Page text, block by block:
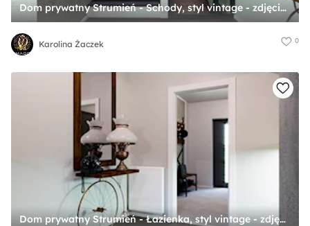
Dom prywatny Strumień - Schody, styl vintage - zdjęcie od Karolina Żaczek
Karolina Żaczek 0
Dom prywatny Strumień - Łazienka, styl vintage - zdjęcie od Karolina Żaczek